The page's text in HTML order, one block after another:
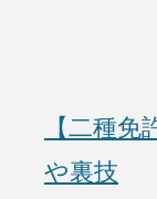
【二種
や裏技